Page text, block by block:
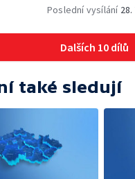
vína — Výhružky na
Brněnské týmy v
Chystaná
Nový seriál pro děti
Poslední vysílání
Dalších 10 dílů
také sledují